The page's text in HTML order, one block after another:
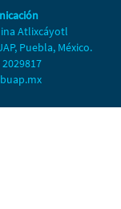
Atlixcáyotl
Puebla, México.